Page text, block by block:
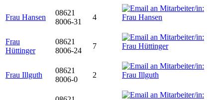
Frau Hansen
08621
8006-31
4
Frau
Hüttinger
08621
8006-24
7
Frau Illguth
08621
8006-0
2